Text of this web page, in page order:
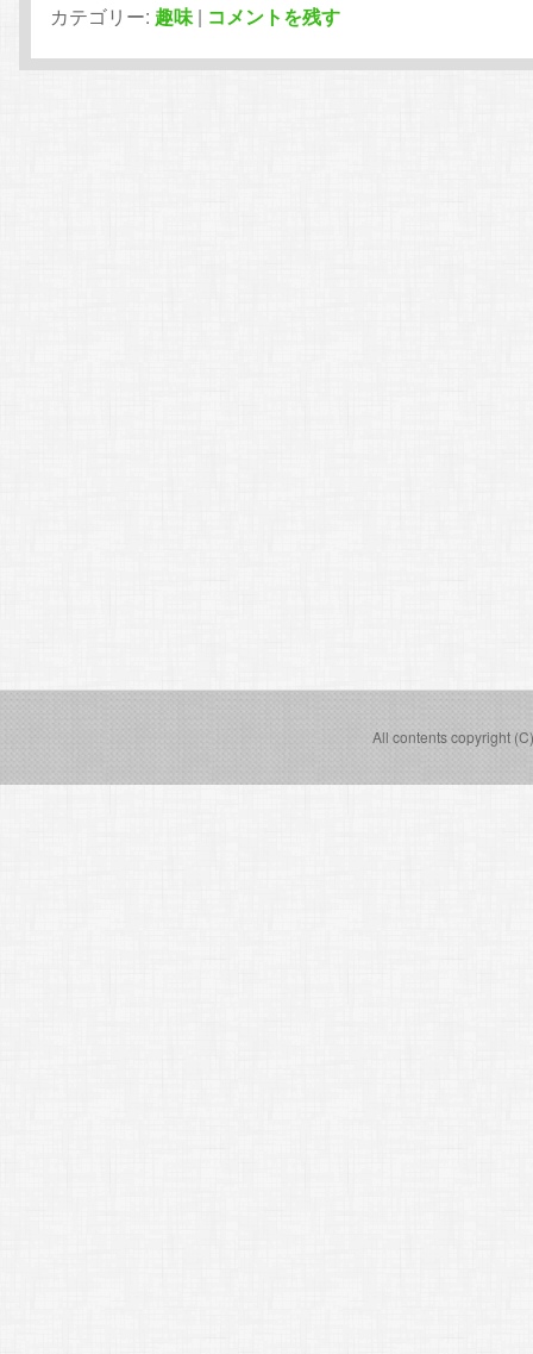
カテゴリー: 趣味 | コメントを残す
All contents copyright